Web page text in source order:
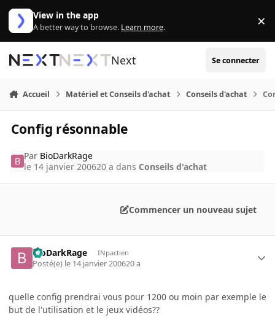
Aller au contenu
View in the app
A better way to browse. Learn more. ×
Next Se connecter
Accueil Matériel et Conseils d'achat Conseils d'achat
Config résonnable
Par BioDarkRage
le 14 janvier 200620 a dans Conseils d'achat
Commencer un nouveau sujet
BioDarkRage INpactien
Posté(e) le 14 janvier 200620 a
quelle config prendrai vous pour 1200 ou moin par exemple le
but de l'utilisation et le jeux vidéos??